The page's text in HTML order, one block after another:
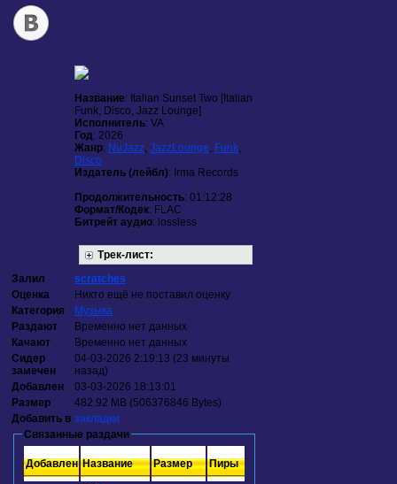
Название: Italian Sunset Two [Italian
Funk, Disco, Jazz Lounge]
Исполнитель: VA
Год: 2026
Жанр: NuJazz JazzLounge Funk
Disco
Издатель (лейбл): Irma Records
Продолжительность: 01:12:28
Формат/Кодек: FLAC
Битрейт аудио: lossless
Трек-лист:
Залил
scratches
Оценка
Никто ещё не поставил оценку
Категория
Музыка
Раздают
Временно нет данных
Качают
Временно нет данных
Сидер
замечен
04-03-2026 2:19:13 (23 минуты
назад)
Добавлен
03-03-2026 18:13:01
Размер
482.92 MB (506376846 Bytes)
Добавить в закладки
Связанные раздачи
Добавлен Название Размер Пиры